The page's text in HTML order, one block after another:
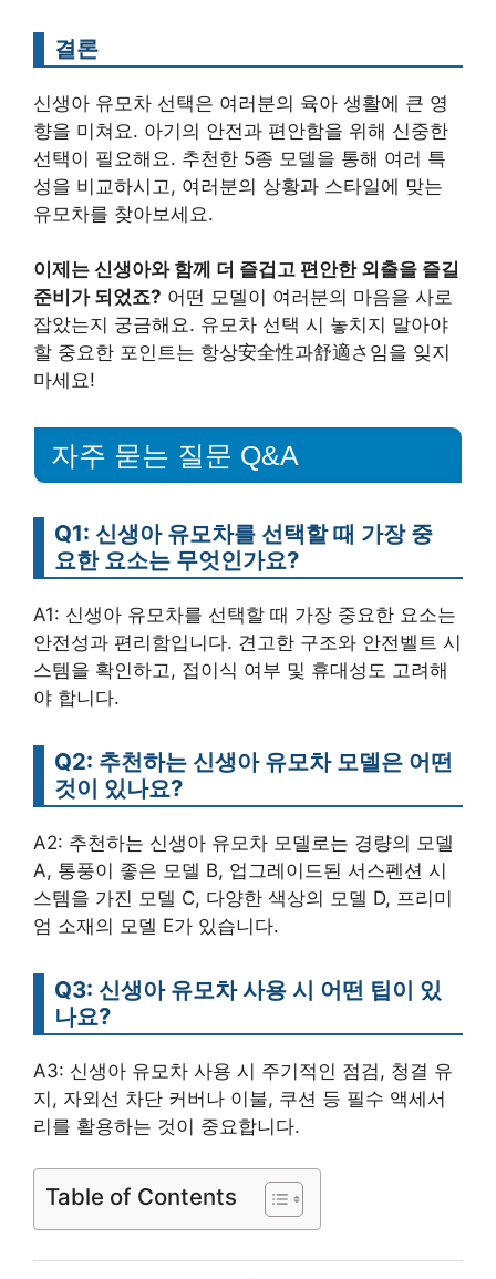
결론
신생아 유모차 선택은 여러분의 육아 생활에 큰 영
향을 미쳐요. 아기의 안전과 편안함을 위해 신중한
선택이 필요해요. 추천한 5종 모델을 통해 여러 특
성을 비교하시고, 여러분의 상황과 스타일에 맞는
유모차를 찾아보세요.
이제는 신생아와 함께 더 즐겁고 편안한 외출을 즐길
준비가 되었죠? 어떤 모델이 여러분의 마음을 사로
잡았는지 궁금해요. 유모차 선택 시 놓치지 말아야
할 중요한 포인트는 항상安全性과舒適さ임을 잊지
마세요!
자주 묻는 질문 Q&A
Q1: 신생아 유모차를 선택할 때 가장 중
요한 요소는 무엇인가요?
A1: 신생아 유모차를 선택할 때 가장 중요한 요소는
안전성과 편리함입니다. 견고한 구조와 안전벨트 시
스템을 확인하고, 접이식 여부 및 휴대성도 고려해
야 합니다.
Q2: 추천하는 신생아 유모차 모델은 어떤
것이 있나요?
A2: 추천하는 신생아 유모차 모델로는 경량의 모델
A, 통풍이 좋은 모델 B, 업그레이드된 서스펜션 시
스템을 가진 모델 C, 다양한 색상의 모델 D, 프리미
엄 소재의 모델 E가 있습니다.
Q3: 신생아 유모차 사용 시 어떤 팁이 있
나요?
A3: 신생아 유모차 사용 시 주기적인 점검, 청결 유
지, 자외선 차단 커버나 이불, 쿠션 등 필수 액세서
리를 활용하는 것이 중요합니다.
Table of Contents